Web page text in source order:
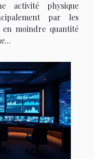
activité physique
par les
en moindre quantité